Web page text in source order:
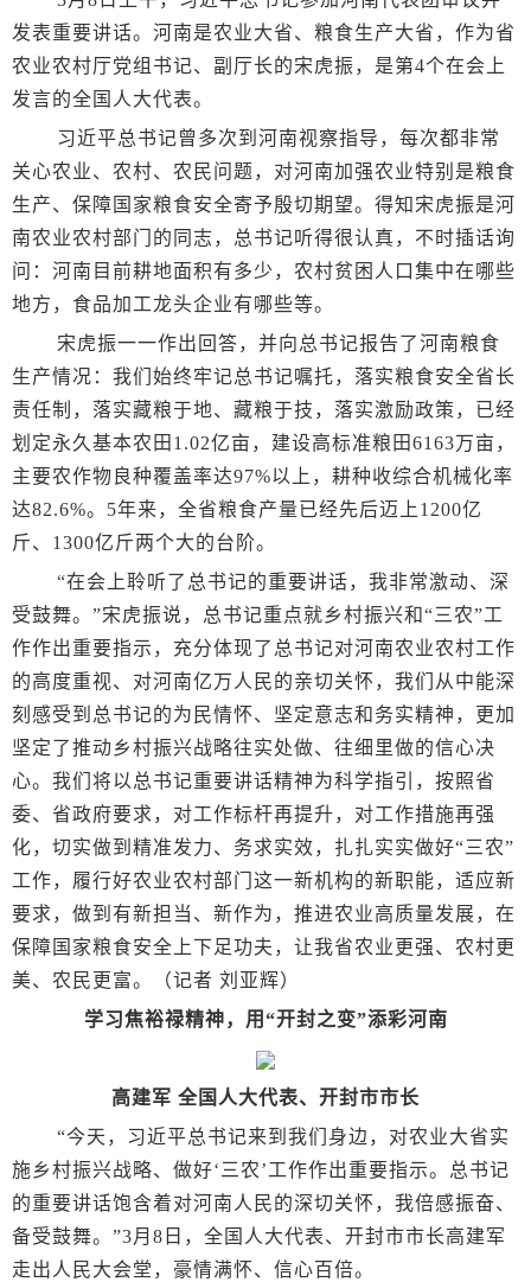
发表重要讲话。河南是农业大省、粮食生产大省，作为省
农业农村厅党组书记、副厅长的宋虎振，是第4个在会上
发言的全国人大代表。
习近平总书记曾多次到河南视察指导，每次都非常
关心农业、农村、农民问题，对河南加强农业特别是粮食
生产、保障国家粮食安全寄予殷切期望。得知宋虎振是河
南农业农村部门的同志，总书记听得很认真，不时插话询
问：河南目前耕地面积有多少，农村贫困人口集中在哪些
地方，食品加工龙头企业有哪些等。
宋虎振一一作出回答，并向总书记报告了河南粮食
生产情况：我们始终牢记总书记嘱托，落实粮食安全省长
责任制，落实藏粮于地、藏粮于技，落实激励政策，已经
划定永久基本农田1.02亿亩，建设高标准粮田6163万亩，
主要农作物良种覆盖率达97%以上，耕种收综合机械化率
达82.6%。5年来，全省粮食产量已经先后迈上1200亿
斤、1300亿斤两个大的台阶。
“在会上聆听了总书记的重要讲话，我非常激动、深
受鼓舞。”宋虎振说，总书记重点就乡村振兴和“三农”工
作作出重要指示，充分体现了总书记对河南农业农村工作
的高度重视、对河南亿万人民的亲切关怀，我们从中能深
刻感受到总书记的为民情怀、坚定意志和务实精神，更加
坚定了推动乡村振兴战略往实处做、往细里做的信心决
心。我们将以总书记重要讲话精神为科学指引，按照省
委、省政府要求，对工作标杆再提升，对工作措施再强
化，切实做到精准发力、务求实效，扎扎实实做好“三农”
工作，履行好农业农村部门这一新机构的新职能，适应新
要求，做到有新担当、新作为，推进农业高质量发展，在
保障国家粮食安全上下足功夫，让我省农业更强、农村更
美、农民更富。（记者 刘亚辉）
学习焦裕禄精神，用“开封之变”添彩河南
高建军 全国人大代表、开封市市长
“今天，习近平总书记来到我们身边，对农业大省实
施乡村振兴战略、做好‘三农’工作作出重要指示。总书记
的重要讲话饱含着对河南人民的深切关怀，我倍感振奋、
备受鼓舞。”3月8日，全国人大代表、开封市市长高建军
走出人民大会堂，豪情满怀、信心百倍。